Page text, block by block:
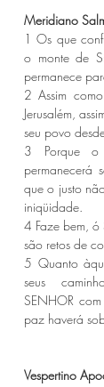
Meridiano
1 Os que
o monte de
permanece
2 Assim
Jerusalém,
seu povo
3 Porque o
permanecerá
que o justo
iniqüidade.
4 Faze bem, ó
são retos de
5 Quanto
seus
SENHOR
paz haverá
Vespertino